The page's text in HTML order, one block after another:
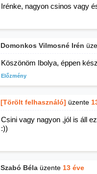
Irénke, nagyon csinos vagy
Domonkos Vilmosné Irén
Köszönöm Ibolya, éppen
Előzmény
[Törölt felhasználó] üzente
Csini vagy nagyon ,jól is áll
:))
Szabó Béla üzente 13 éve